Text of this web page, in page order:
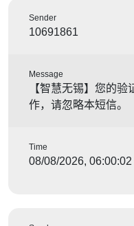
Sender
10691861
Message
【智慧无锡】您的
作，请忽略本短信。
Time
08/08/2026, 06:00:02